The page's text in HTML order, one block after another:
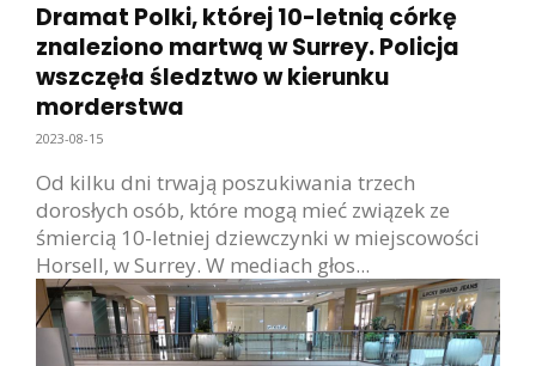
Dramat Polki, której 10-letnią córkę
znaleziono martwą w Surrey. Policja
wszczęła śledztwo w kierunku
morderstwa
2023-08-15
Od kilku dni trwają poszukiwania trzech
dorosłych osób, które mogą mieć związek ze
śmiercią 10-letniej dziewczynki w miejscowości
Horsell, w Surrey. W mediach głos...